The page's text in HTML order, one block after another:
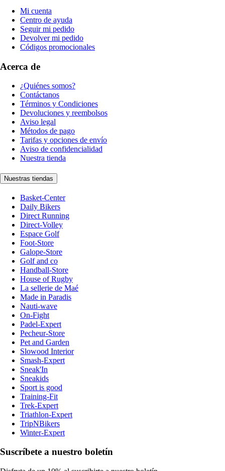
Mi cuenta
Centro de ayuda
Seguir mi pedido
Devolver mi pedido
Códigos promocionales
Acerca de
¿Quiénes somos?
Contáctanos
Términos y Condiciones
Devoluciones y reembolsos
Aviso legal
Métodos de pago
Tarifas y opciones de envío
Aviso de confidencialidad
Nuestra tienda
Nuestras tiendas
Basket-Center
Daily Bikers
Direct Running
Direct-Volley
Espace Golf
Foot-Store
Galope-Store
Golf and co
Handball-Store
House of Rugby
La sellerie de Maé
Made in Paradis
Nauti-wave
On-Fight
Padel-Expert
Pecheur-Store
Pet and Garden
Slowood Interior
Smash-Expert
Sneak'In
Sneakids
Sport is good
Training-Fit
Trek-Expert
Triathlon-Expert
TripNBikers
Winter-Expert
Suscríbete a nuestro boletín